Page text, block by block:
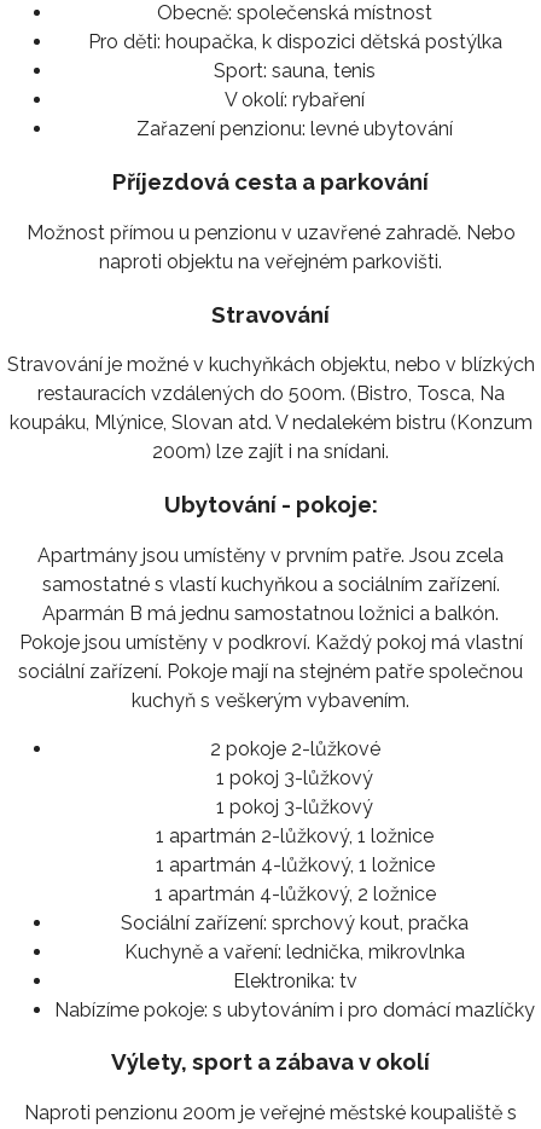
Obecně: společenská místnost
Pro děti: houpačka, k dispozici dětská postýlka
Sport: sauna, tenis
V okolí: rybaření
Zařazení penzionu: levné ubytování
Příjezdová cesta a parkování
Možnost přímou u penzionu v uzavřené zahradě. Nebo
naproti objektu na veřejném parkovišti.
Stravování
Stravování je možné v kuchyňkách objektu, nebo v blízkých
restauracích vzdálených do 500m. (Bistro, Tosca, Na
koupáku, Mlýnice, Slovan atd. V nedalekém bistru (Konzum
200m) lze zajít i na snídani.
Ubytování - pokoje:
Apartmány jsou umístěny v prvním patře. Jsou zcela
samostatné s vlastí kuchyňkou a sociálním zařízení.
Aparmán B má jednu samostatnou ložnici a balkón.
Pokoje jsou umístěny v podkroví. Každý pokoj má vlastní
sociální zařízení. Pokoje mají na stejném patře společnou
kuchyň s veškerým vybavením.
2 pokoje 2-lůžkové
1 pokoj 3-lůžkový
1 pokoj 3-lůžkový
1 apartmán 2-lůžkový, 1 ložnice
1 apartmán 4-lůžkový, 1 ložnice
1 apartmán 4-lůžkový, 2 ložnice
Sociální zařízení: sprchový kout, pračka
Kuchyně a vaření: lednička, mikrovlnka
Elektronika: tv
Nabízíme pokoje: s ubytováním i pro domácí mazlíčky
Výlety, sport a zábava v okolí
Naproti penzionu 200m je veřejné městské koupaliště s